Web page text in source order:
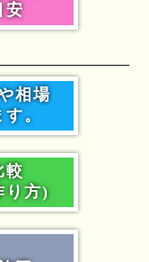
安
相場
。
較
り方)